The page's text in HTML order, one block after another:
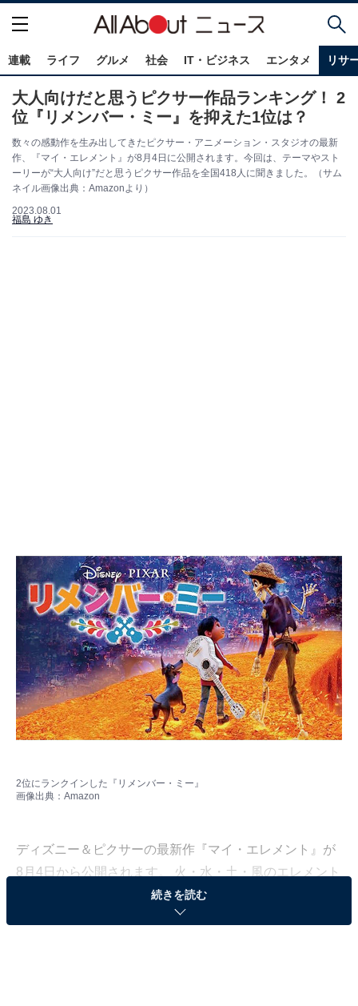
連載 ライフ グルメ 社会 IT・ビジネス エンタメ リサ
大人向けだと思うピクサー作品ランキング！ 2
位『リメンバー・ミー』を抑えた1位は？
数々の感動作を生み出してきたピクサー・アニメーション・スタジオの最新
作、『マイ・エレメント』が8月4日に公開されます。今回は、テーマやスト
ーリーが“大人向け”だと思うピクサー作品を全国418人に聞きました。（サム
ネイル画像出典：Amazonより）
2023.08.01
福島 ゆき
2位にランクインした『リメンバー・ミー』
画像出典： Amazon
ディズニー＆ピクサーの最新作『マイ・エレメント』が
8月4日から公開されます。 火・水・土・風のエレメント
（元素）たちが共に暮らす世界で、火のエレメントと水
のエレメントという正反対な2人の出会いと冒険を描い
続きを読む